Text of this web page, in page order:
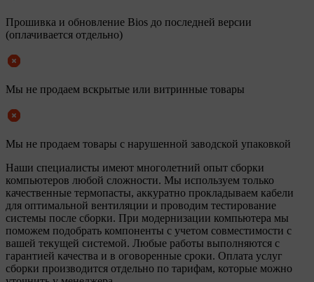
Прошивка и обновление Bios до последней версии
(оплачивается отдельно)
Мы не продаем вскрытые или витринные товары
Мы не продаем товары с нарушенной заводской упаковкой
Наши специалисты имеют многолетний опыт сборки
компьютеров любой сложности. Мы используем только
качественные термопасты, аккуратно прокладываем кабели
для оптимальной вентиляции и проводим тестирование
системы после сборки. При модернизации компьютера мы
поможем подобрать компоненты с учетом совместимости с
вашей текущей системой. Любые работы выполняются с
гарантией качества и в оговоренные сроки. Оплата услуг
сборки производится отдельно по тарифам, которые можно